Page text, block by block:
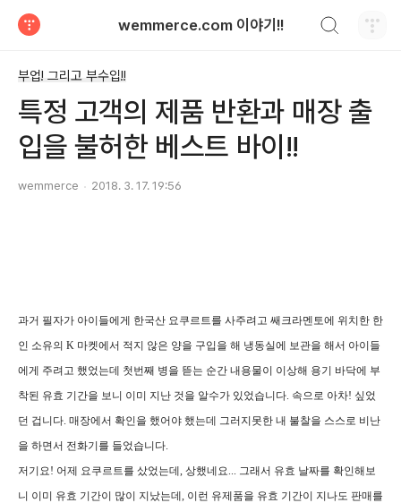
wemmerce.com 이야기!!
부업! 그리고 부수입!!
특정 고객의 제품 반환과 매장 출
입을 불허한 베스트 바이!!
wemmerce 2018. 3. 17. 19:56
과거 필자가 아이들에게 한국산 요쿠르트를 사주려고 쌔크라멘토에 위치한 한
인 소유의 K 마켓에서 적지 않은 양을 구입을 해 냉동실에 보관을 해서 아이들
에게 주려고 했었는데 첫번째 병을 뜯는 순간 내용물이 이상해 용기 바닥에 부
착된 유효 기간을 보니 이미 지난 것을 알수가 있었습니다. 속으로 아차! 싶었
던 겁니다. 매장에서 확인을 했어야 했는데 그러지못한 내 불찰을 스스로 비난
을 하면서 전화기를 들었습니다.
저기요! 어제 요쿠르트를 샀었는데, 상했네요... 그래서 유효 날짜를 확인해보
니 이미 유효 기간이 많이 지났는데, 이런 유제품을 유효 기간이 지나도 판매를